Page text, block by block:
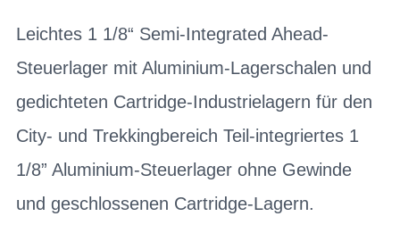
Leichtes 1 1/8“ Semi-Integrated Ahead-
Steuerlager mit Aluminium-Lagerschalen und
gedichteten Cartridge-Industrielagern für den
City- und Trekkingbereich Teil-integriertes 1
1/8” Aluminium-Steuerlager ohne Gewinde
und geschlossenen Cartridge-Lagern.